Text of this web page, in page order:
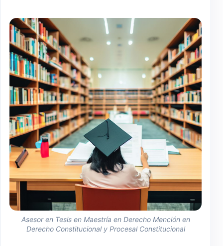
Asesor en Tesis en Maestría en Derecho Mención en
Derecho Constitucional y Procesal Constitucional